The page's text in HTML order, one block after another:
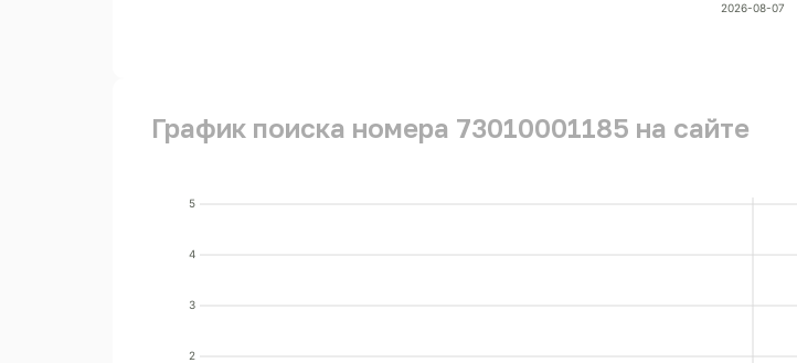
2026-08-07
График поиска номера 73010001185 на сайте
2
3
4
5